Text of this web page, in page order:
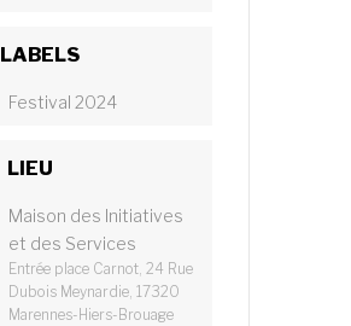
LABELS
Festival 2024
LIEU
Maison des Initiatives
et des Services
Entrée place Carnot, 24 Rue
Dubois Meynardie, 17320
Marennes-Hiers-Brouage